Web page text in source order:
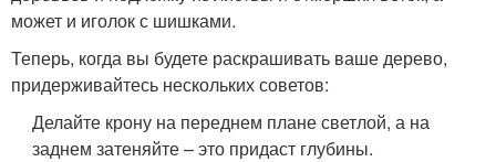
может и иголок с шишками.
Теперь, когда вы будете раскрашивать ваше дерево,
придерживайтесь нескольких советов:
Делайте крону на переднем плане светлой, а на
заднем затеняйте – это придаст глубины.